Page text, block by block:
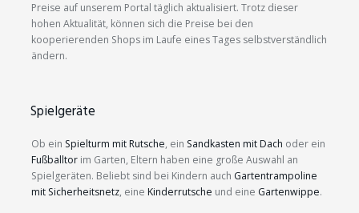
Preise auf unserem Portal täglich aktualisiert. Trotz dieser
hohen Aktualität, können sich die Preise bei den
kooperierenden Shops im Laufe eines Tages selbstverständlich
ändern.
Spielgeräte
Ob ein Spielturm mit Rutsche, ein Sandkasten mit Dach oder ein
Fußballtor im Garten, Eltern haben eine große Auswahl an
Spielgeräten. Beliebt sind bei Kindern auch Gartentrampoline
mit Sicherheitsnetz, eine Kinderrutsche und eine Gartenwippe.